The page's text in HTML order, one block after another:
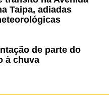
Taipa, adiadas
de parte do
à chuva